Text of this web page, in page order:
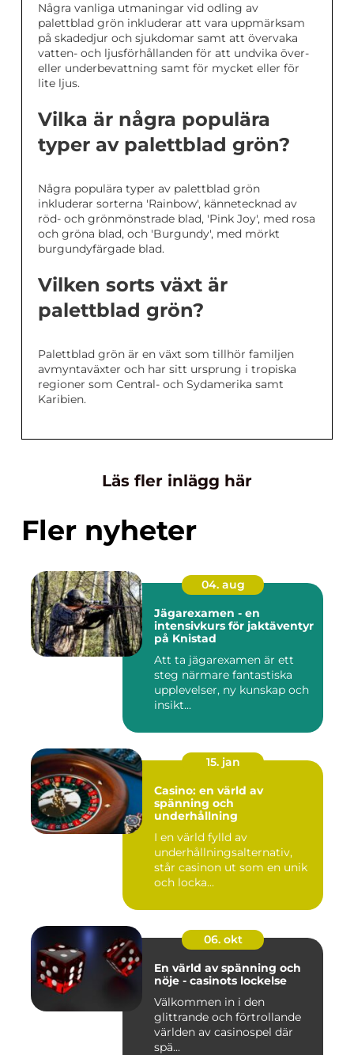
Några vanliga utmaningar vid odling av
palettblad grön inkluderar att vara uppmärksam
på skadedjur och sjukdomar samt att övervaka
vatten- och ljusförhållanden för att undvika över-
eller underbevattning samt för mycket eller för
lite ljus.
Vilka är några populära
typer av palettblad grön?
Några populära typer av palettblad grön
inkluderar sorterna 'Rainbow', kännetecknad av
röd- och grönmönstrade blad, 'Pink Joy', med rosa
och gröna blad, och 'Burgundy', med mörkt
burgundyfärgade blad.
Vilken sorts växt är
palettblad grön?
Palettblad grön är en växt som tillhör familjen
avmyntaväxter och har sitt ursprung i tropiska
regioner som Central- och Sydamerika samt
Karibien.
Läs fler inlägg här
Fler nyheter
04. aug
Jägarexamen - en
intensivkurs för jaktäventyr
på Knistad
Att ta jägarexamen är ett
steg närmare fantastiska
upplevelser, ny kunskap och
insikt...
15. jan
Casino: en värld av
spänning och
underhållning
I en värld fylld av
underhållningsalternativ,
står casinon ut som en unik
och locka...
06. okt
En värld av spänning och
nöje - casinots lockelse
Välkommen in i den
glittrande och förtrollande
världen av casinospel där
spä...